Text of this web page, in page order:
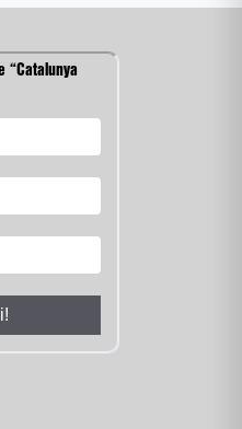
“Catalunya